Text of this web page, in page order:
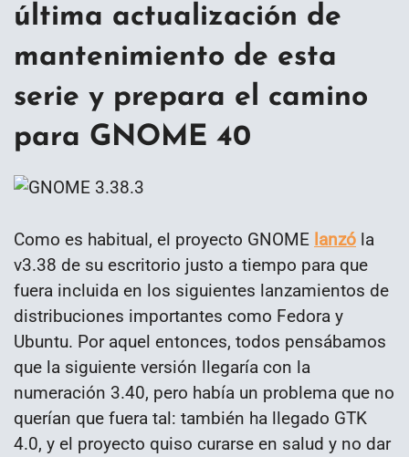
última actualización de
mantenimiento de esta
serie y prepara el camino
para GNOME 40
Como es habitual, el proyecto GNOME lanzó la
v3.38 de su escritorio justo a tiempo para que
fuera incluida en los siguientes lanzamientos de
distribuciones importantes como Fedora y
Ubuntu. Por aquel entonces, todos pensábamos
que la siguiente versión llegaría con la
numeración 3.40, pero había un problema que no
querían que fuera tal: también ha llegado GTK
4.0, y el proyecto quiso curarse en salud y no dar